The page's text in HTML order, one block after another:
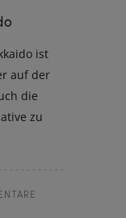
ist
auf der
die
zu